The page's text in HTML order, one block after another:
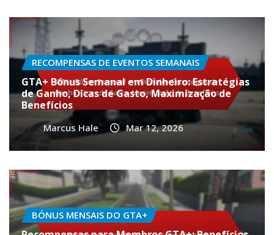
RECOMPENSAS DE EVENTOS SEMANAIS
GTA+ Bónus Semanal em Dinheiro: Estratégias
de Ganho, Dicas de Gasto, Maximização de
Benefícios
Marcus Hale Mar 12, 2026
BÓNUS MENSAIS DO GTA+